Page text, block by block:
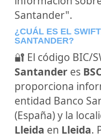
Santander".
¿CUÁL ES EL
SANTANDER?
🔐 El código BIC/
Santander es
proporciona
entidad Banco
(España) y la
Lleida en Lleida.